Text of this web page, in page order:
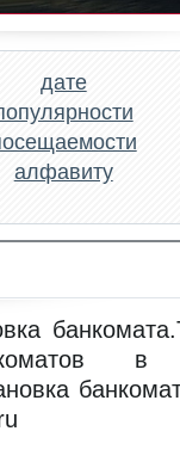
дате
алфавиту
в